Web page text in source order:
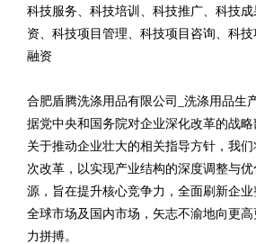
科技服务、科技培训、科技推广、科技
资、科技项目管理、科技项目咨询、科
融资
合肥盾腾洗涤用品有限公司_洗涤用品生
据党中央和国务院对企业深化改革的战
关于推动企业壮大的相关指导方针，我
次改革，以实现产业结构的深度调整与
源，旨在提升核心竞争力，全面刷新企
全球市场及国内市场，矢志不渝地向更
力拼搏。